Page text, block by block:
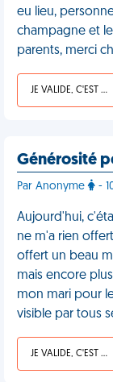
eu lieu,
champagne et
parents, merci
JE VALIDE, C'EST UNE VDM
Générosité
Par Anonyme -
Aujourd'hui,
ne m'a rien
offert un beau
mais encore
mon mari pour
visible par tous
JE VALIDE, C'EST UNE VDM